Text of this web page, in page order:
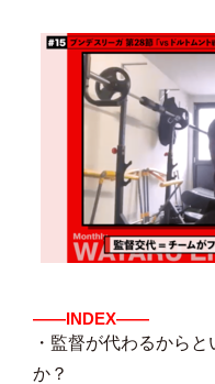
――INDEX――
・監督が代わるから
か？